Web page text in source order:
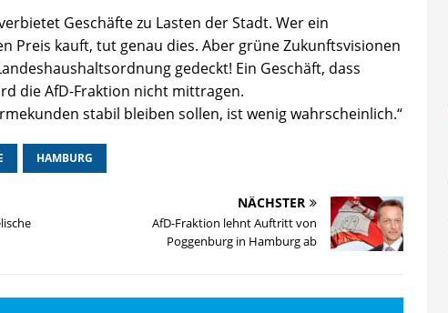
Geschäfte zu Lasten der Stadt. Wer ein
Preis kauft, tut genau dies. Aber grüne Zukunftsvisionen
gedeckt! Ein Geschäft, dass
die AfD-Fraktion nicht mittragen.
stabil bleiben sollen, ist wenig wahrscheinlich.“
HAMBURG
NÄCHSTER
AfD-Fraktion lehnt Auftritt von
Poggenburg in Hamburg ab